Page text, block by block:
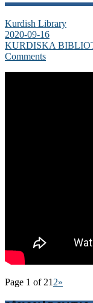
Kurdish Library
2020-09-16
KURDISKA
Comments
Page 1 of 21 2»